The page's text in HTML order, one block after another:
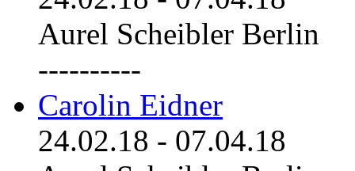
Aurel Scheibler Berlin
----------
Carolin Eidner
24.02.18 - 07.04.18